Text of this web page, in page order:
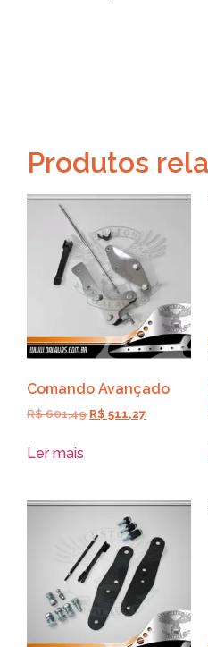
Produtos
Comando Avançado
R$601,49 R$ 511,27
Ler mais